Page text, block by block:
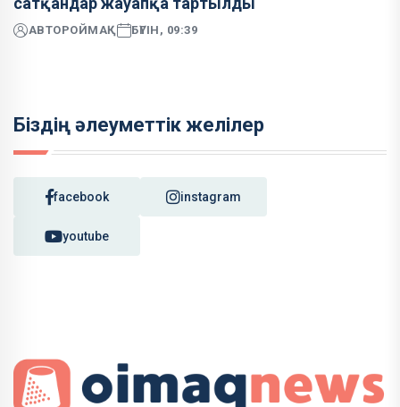
АВТОРОЙМАҚ БҮГІН, 09:39
Біздің әлеуметтік желілер
facebook instagram
youtube